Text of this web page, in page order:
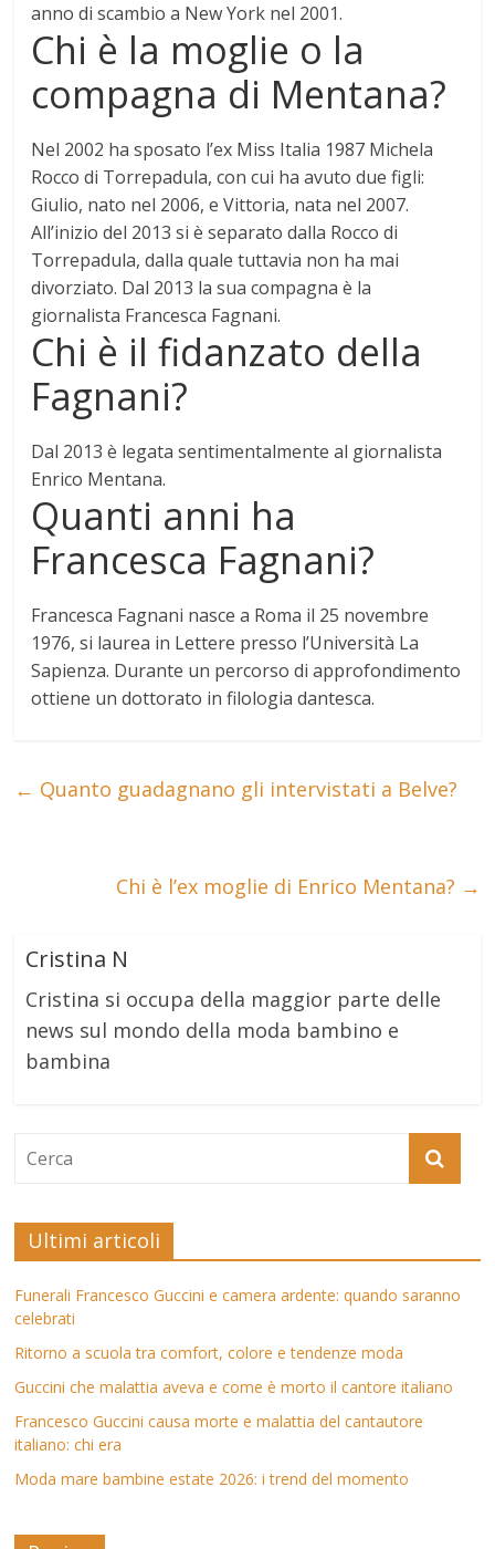
anno di scambio a New York nel 2001.
Chi è la moglie o la
compagna di Mentana?
Nel 2002 ha sposato l’ex Miss Italia 1987 Michela
Rocco di Torrepadula, con cui ha avuto due figli:
Giulio, nato nel 2006, e Vittoria, nata nel 2007.
All’inizio del 2013 si è separato dalla Rocco di
Torrepadula, dalla quale tuttavia non ha mai
divorziato. Dal 2013 la sua compagna è la
giornalista Francesca Fagnani.
Chi è il fidanzato della
Fagnani?
Dal 2013 è legata sentimentalmente al giornalista
Enrico Mentana.
Quanti anni ha
Francesca Fagnani?
Francesca Fagnani nasce a Roma il 25 novembre
1976, si laurea in Lettere presso l’Università La
Sapienza. Durante un percorso di approfondimento
ottiene un dottorato in filologia dantesca.
← Quanto guadagnano gli intervistati a Belve?
Chi è l’ex moglie di Enrico Mentana? →
Cristina N
Cristina si occupa della maggior parte delle
news sul mondo della moda bambino e
bambina
Ultimi articoli
Funerali Francesco Guccini e camera ardente: quando saranno
celebrati
Ritorno a scuola tra comfort, colore e tendenze moda
Guccini che malattia aveva e come è morto il cantore italiano
Francesco Guccini causa morte e malattia del cantautore
italiano: chi era
Moda mare bambine estate 2026: i trend del momento